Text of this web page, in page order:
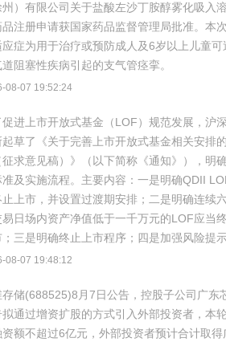
州）有限公司关于盐酸左沙丁胺醇雾化吸入
品注册申请获国家药品监督管理局批准。本
应症为用于治疗或预防成人及6岁以上儿童可
阻塞性疾病引起的支气管痉挛。
08-07 19:52:24
促进上市开放式基金（LOF）规范发展，沪
草了《关于完善上市开放式基金相关安排
征求意见稿）》（以下简称《通知》），明
准及实施流程。主要内容：一是明确QDII
止上市，并设置过渡期安排；二是明确连续
日场内资产净值低于一千万元的LOF应当
；三是明确终止上市程序；四是加强风险提示
08-07 19:48:12
存储(688525)8月7日公告，控股子公司广东
拟通过增资扩股的方式引入外部投资者，本
资额不超过6亿元，外部投资者预计合计取得